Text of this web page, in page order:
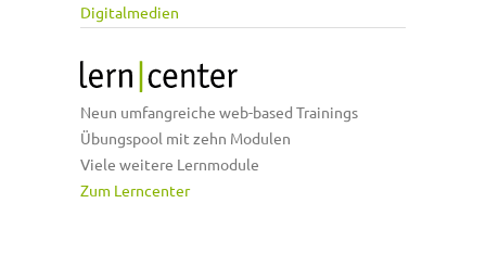
Digitalmedien
Neun umfangreiche web-based Trainings
Übungspool mit zehn Modulen
Viele weitere Lernmodule
Zum Lerncenter